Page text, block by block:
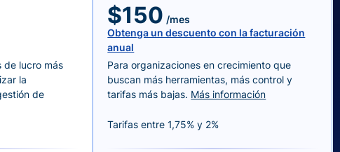
de lucro más
la
de
$150 /mes
Obtenga un descuento con la facturación
anual
Para organizaciones en crecimiento que
buscan más herramientas, más control y
tarifas más bajas. Más información
Tarifas entre 1,75% y 2%